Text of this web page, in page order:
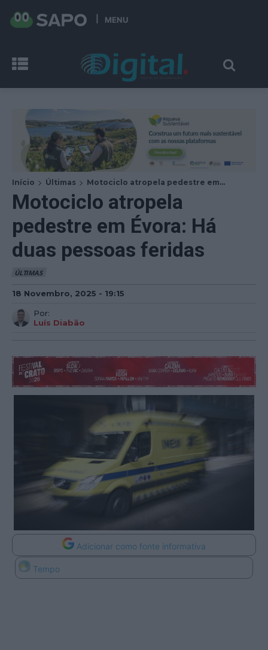
MENU
Início Últimas Motociclo atropela pedestre em...
Motociclo atropela
pedestre em Évora: Há
duas pessoas feridas
ÚLTIMAS
18 Novembro, 2025 - 19:15
Por:
Luís Diabão
Adicionar como fonte informativa
Tempo